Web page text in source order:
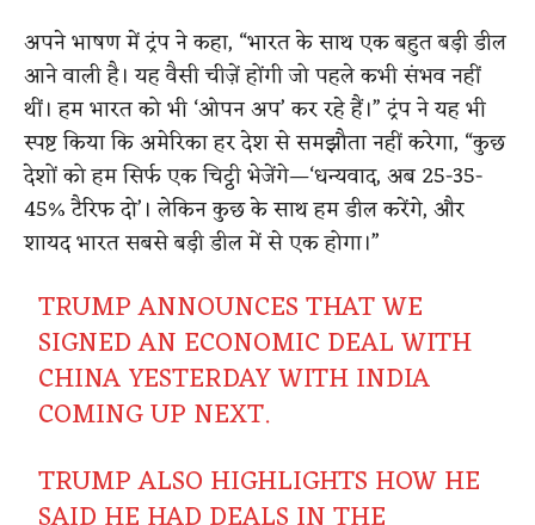
अपने भाषण में ट्रंप ने कहा, “भारत के साथ एक बहुत बड़ी डील
आने वाली है। यह वैसी चीज़ें होंगी जो पहले कभी संभव नहीं
थीं। हम भारत को भी ‘ओपन अप’ कर रहे हैं।” ट्रंप ने यह भी
स्पष्ट किया कि अमेरिका हर देश से समझौता नहीं करेगा, “कुछ
देशों को हम सिर्फ एक चिट्ठी भेजेंगे—‘धन्यवाद, अब 25-35-
45% टैरिफ दो’। लेकिन कुछ के साथ हम डील करेंगे, और
शायद भारत सबसे बड़ी डील में से एक होगा।”
TRUMP ANNOUNCES THAT WE
SIGNED AN ECONOMIC DEAL WITH
CHINA YESTERDAY WITH INDIA
COMING UP NEXT.
TRUMP ALSO HIGHLIGHTS HOW HE